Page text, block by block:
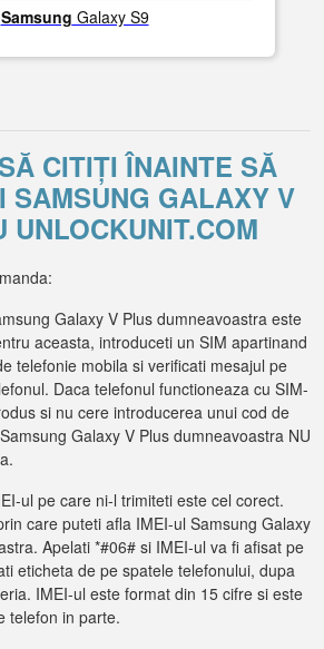
Samsung Galaxy S9
CITIȚI ÎNAINTE SĂ
SAMSUNG GALAXY V
UNLOCKUNIT.COM
Galaxy V Plus dumneavoastra este
aceasta, introduceti un SIM apartinand
telefonie mobila si verificati mesajul pe
Daca telefonul functioneaza cu SIM-
si nu cere introducerea unui cod de
Galaxy V Plus dumneavoastra NU
ul pe care ni-l trimiteti este cel corect.
care puteti afla IMEI-ul Samsung Galaxy
Apelati *#06# si IMEI-ul va fi afisat pe
eticheta de pe spatele telefonului, dupa
IMEI-ul este format din 15 cifre si este
telefon in parte.